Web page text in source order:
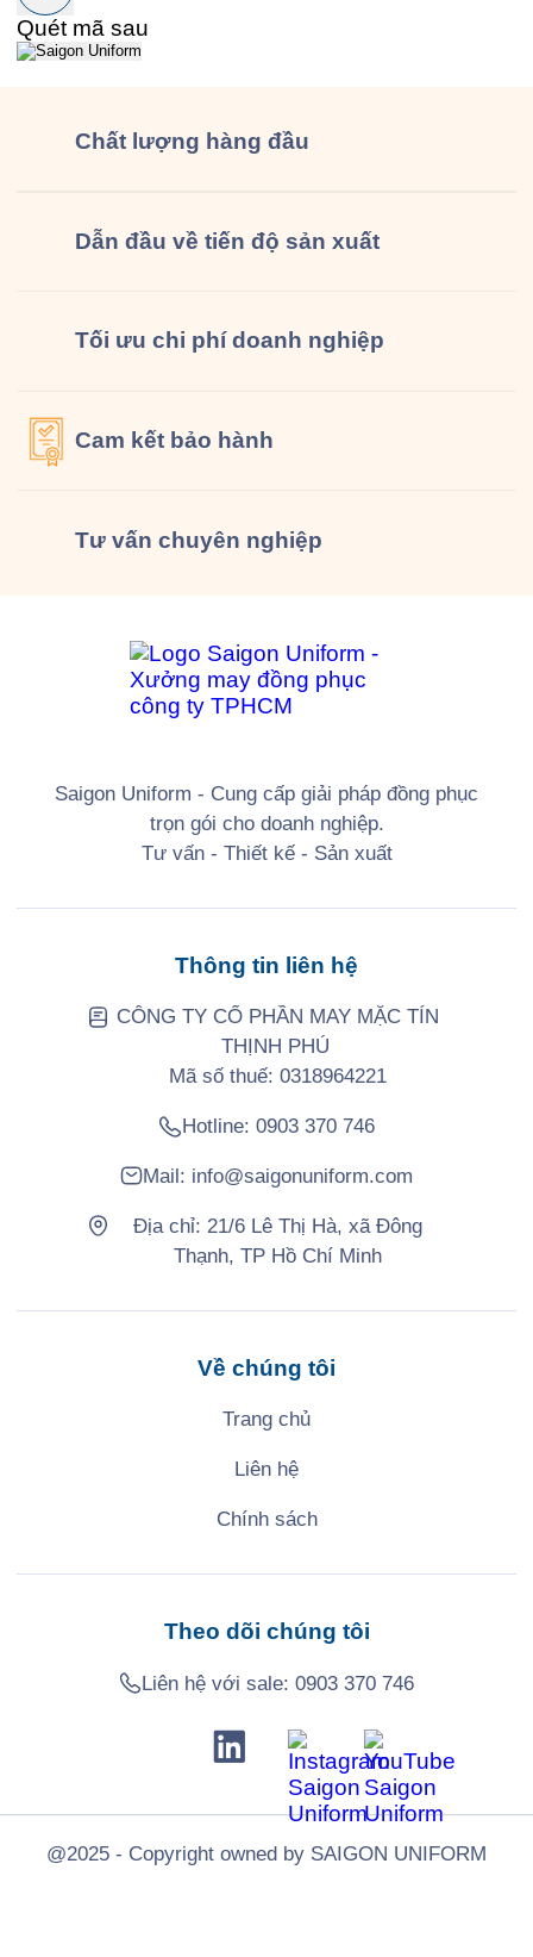
Quét mã sau
Chất lượng hàng đầu
Dẫn đầu về tiến độ sản xuất
Tối ưu chi phí doanh nghiệp
Cam kết bảo hành
Tư vấn chuyên nghiệp
Saigon Uniform - Cung cấp giải pháp đồng phục
trọn gói cho doanh nghiệp.
Tư vấn - Thiết kế - Sản xuất
Thông tin liên hệ
CÔNG TY CỔ PHẦN MAY MẶC TÍN
THỊNH PHÚ
Mã số thuế: 0318964221
Hotline: 0903 370 746
Mail: info@saigonuniform.com
Địa chỉ: 21/6 Lê Thị Hà, xã Đông
Thạnh, TP Hồ Chí Minh
Về chúng tôi
Trang chủ
Liên hệ
Chính sách
Theo dõi chúng tôi
Liên hệ với sale:0903 370 746
@2025 - Copyright owned by SAIGON UNIFORM